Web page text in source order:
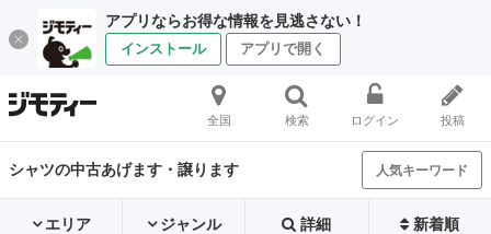
アプリならお得な情報を見逃さない！
インストール アプリで開く
全国 検索 ログイン 投稿
シャツの中古あげます・譲ります 人気キーワード
エリア ジャンル 詳細 新着順